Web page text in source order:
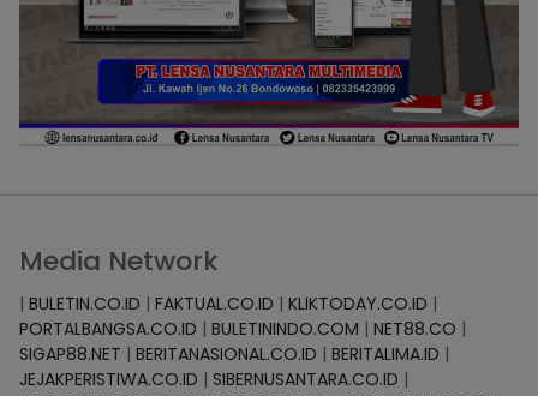
Media Network
| BULETIN.CO.ID | FAKTUAL.CO.ID | KLIKTODAY.CO.ID |
PORTALBANGSA.CO.ID | BULETININDO.COM | NET88.CO |
SIGAP88.NET | BERITANASIONAL.CO.ID | BERITALIMA.ID |
JEJAKPERISTIWA.CO.ID | SIBERNUSANTARA.CO.ID |